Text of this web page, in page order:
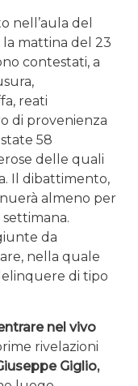
nell’aula del
la mattina del 23
contestati, a
reati
di provenienza
58
delle quali
Il dibattimento,
almeno per
da
nella quale
di tipo
nel vivo
rivelazioni
Giglio,